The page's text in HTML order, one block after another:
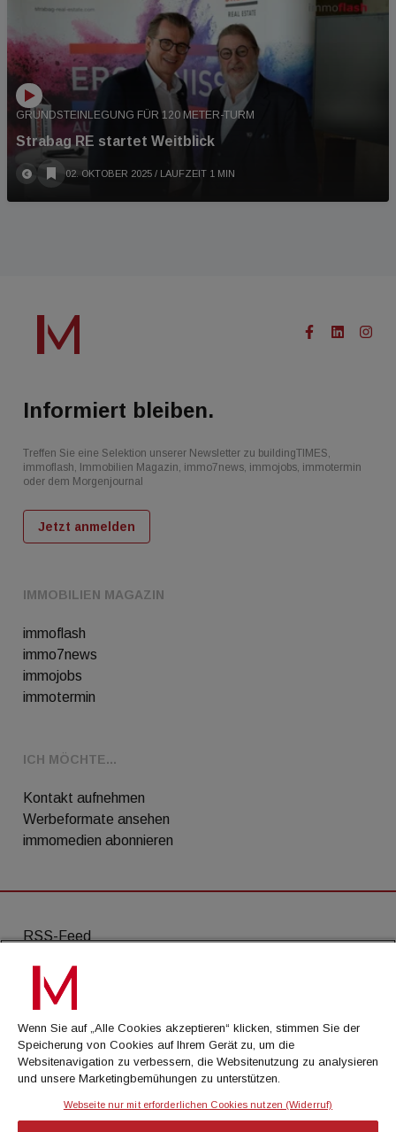
GRUNDSTEINLEGUNG FÜR 120 METER-TURM
Strabag RE startet Weitblick
02. OKTOBER 2025 / LAUFZEIT 1 MIN
IMMOBILIEN MAGAZIN
immoflash
immo7news
immojobs
immotermin
ICH MÖCHTE...
Kontakt aufnehmen
Werbeformate ansehen
immomedien abonnieren
Informiert bleiben.
Treffen Sie eine Selektion unserer Newsletter zu buildingTIMES,
immoflash, Immobilien Magazin, immo7news, immojobs, immotermin
oder dem Morgenjournal
Jetzt anmelden
RSS-Feed
AGB
Datenschutz
Kontakt
Impressum
Wenn Sie auf „Alle Cookies akzeptieren“ klicken, stimmen Sie der
Speicherung von Cookies auf Ihrem Gerät zu, um die
Websitenavigation zu verbessern, die Websitenutzung zu analysieren
und unsere Marketingbemühungen zu unterstützen.
Webseite nur mit erforderlichen Cookies nutzen (Widerruf)